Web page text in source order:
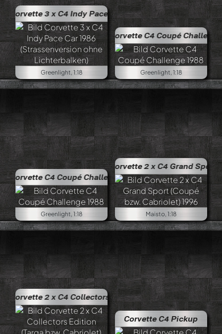
Indy Pace Car 1986 (Strassenversion ohne
Greenlight, 1:18
Corvette C4 Coupé Challenge 1988
Greenlight, 1:18
Challenge 1988
Greenlight, 1:18
Corvette 2 x C4 Grand Sport (Coupé bzw.
Maisto, 1:18
Collectors Edition (Targa bzw. Cabriolet) 1996
Corvette C4 Pickup